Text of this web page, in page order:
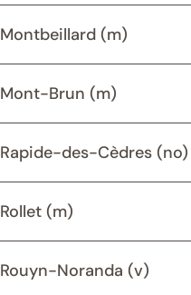
Montbeillard (m)
Mont-Brun (m)
Rapide-des-Cèdres (no)
Rollet (m)
Rouyn-Noranda (v)